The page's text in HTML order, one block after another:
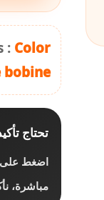
: Color
bobine
تحتاج
اضغط على
مباشرة،